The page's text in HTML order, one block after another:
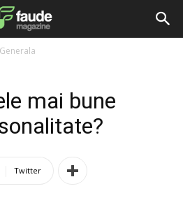
mai bune
Twitter